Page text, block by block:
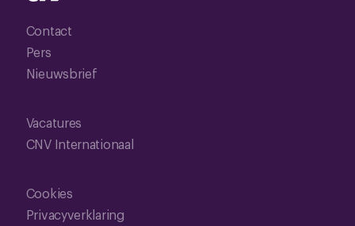
Contact
Pers
Nieuwsbrief
Vacatures
CNV Internationaal
Cookies
Privacyverklaring